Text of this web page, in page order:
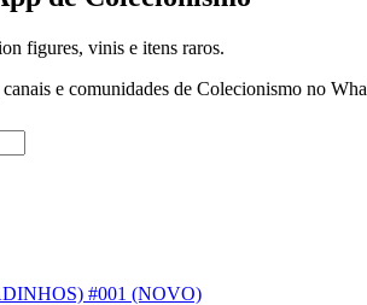
figures, vinis e itens raros.
e comunidades de Colecionismo no
#001 (NOVO)